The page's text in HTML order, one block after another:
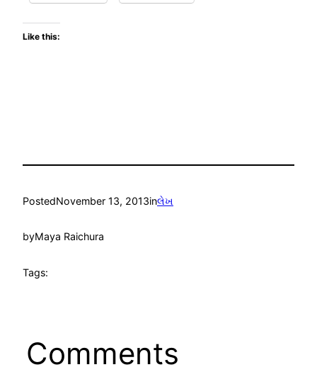
Like this:
PostedNovember 13, 2013inલેખ
byMaya Raichura
Tags:
Comments